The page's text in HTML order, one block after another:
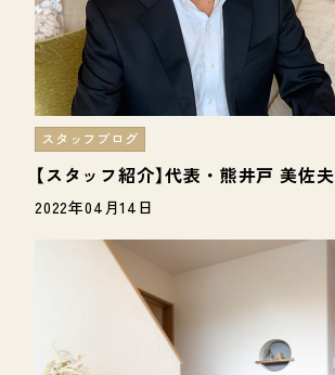
【スタッフ紹介】代表・熊井戸 美佐夫
スタッフブログ
2022年04月14日